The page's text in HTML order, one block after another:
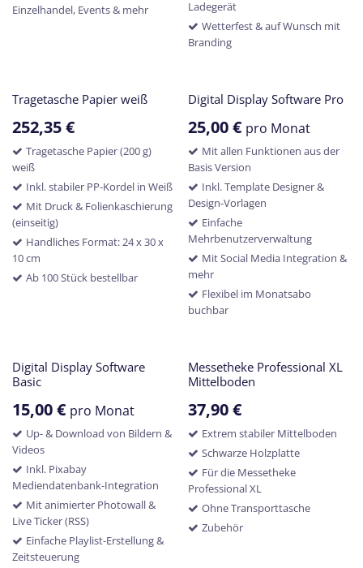
Einzelhandel, Events & mehr
Ladegerät
Wetterfest & auf Wunsch mit
Branding
Tragetasche Papier weiß
252,35€
Tragetasche Papier (200 g)
weiß
Inkl. stabiler PP-Kordel in Weiß
Mit Druck & Folienkaschierung
(einseitig)
Handliches Format: 24 x 30 x
10 cm
Ab 100 Stück bestellbar
Digital Display Software Pro
25,00€ pro Monat
Mit allen Funktionen aus der
Basis Version
Inkl. Template Designer &
Design-Vorlagen
Einfache
Mehrbenutzerverwaltung
Mit Social Media Integration &
mehr
Flexibel im Monatsabo
buchbar
Digital Display Software
Basic
15,00€ pro Monat
Up- & Download von Bildern &
Videos
Inkl. Pixabay
Mediendatenbank-Integration
Mit animierter Photowall &
Live Ticker (RSS)
Einfache Playlist-Erstellung &
Zeitsteuerung
Messetheke Professional XL
Mittelboden
37,90€
Extrem stabiler Mittelboden
Schwarze Holzplatte
Für die Messetheke
Professional XL
Ohne Transporttasche
Zubehör